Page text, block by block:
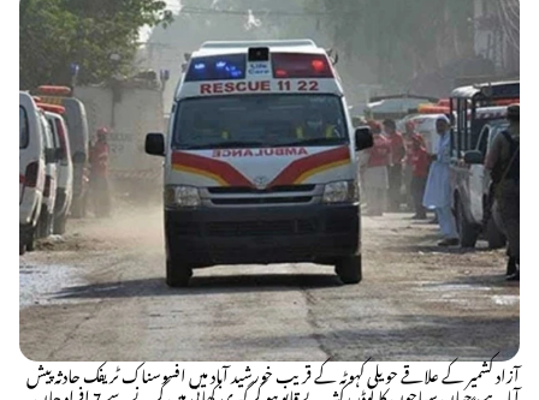
آزاد کشمیر کے علاقے حویلی کہوٹہ کے قریب خورشید آباد میں افسوسناک ٹریفک حادثہ پیش